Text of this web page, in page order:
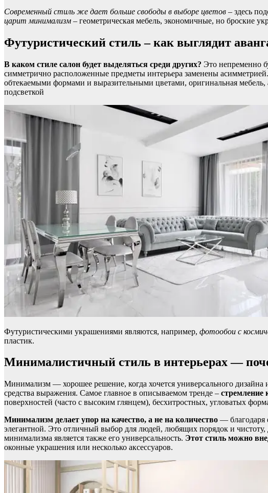
Современный стиль же дает больше свободы в выборе цветов – здесь
царит минимализм – геометрическая мебель, экономичные, но броские
Футуристический стиль – как выглядит
В каком стиле салон будет выделяться среди других? Это непременно
симметрично расположенные предметы интерьера заменены
обтекаемыми формами и выразительными цветами, оригинальная
подсветкой
Футуристическими украшениями являются, например, фотообои с
пластик.
Минималистичный стиль в интерьерах —
Минимализм — хорошее решение, когда хочется универсального дизайна
средства выражения. Самое главное в описываемом тренде – стремление
поверхностей (часто с высоким глянцем), бесхитростных, угловатых
Минимализм делает упор на качество, а не на количество — благодаря
элегантной. Это отличный выбор для людей, любящих порядок и
минимализма является также его универсальность. Этот стиль можно
оконные украшения или несколько аксессуаров.